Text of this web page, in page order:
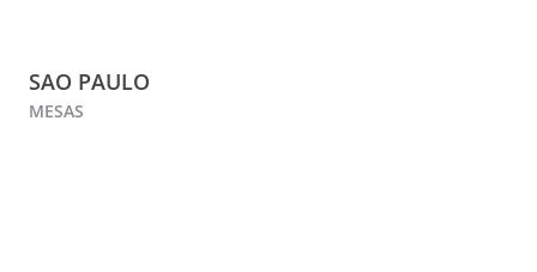
SAO PAULO
MESAS